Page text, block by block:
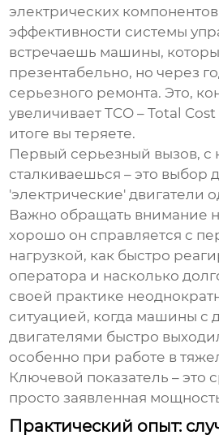
электрических
эффективности системы
встречаешь машины,
презентабельно, но через
серьезного ремонта. Это,
увеличивает TCO – Total
итоге вы теряете.
Первый серьезный вызов, с
сталкиваешься – это выбор
'электрические' двигатели
Важно обращать внимание
хорошо он справляется с
нагрузкой, как быстро
оператора и насколько
своей практике
ситуацией, когда машины с
двигателями быстро
особенно при работе в
Ключевой показатель – это
просто заявленная
Практический опыт: